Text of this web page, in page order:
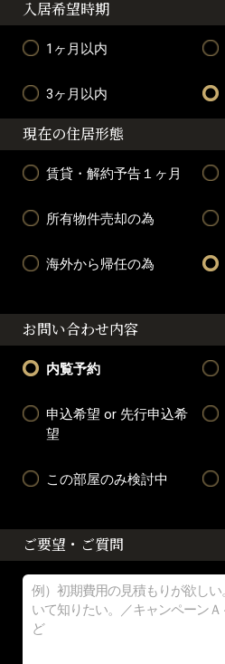
入居希望時期
1ヶ月以内
3ヶ月以内
現在の住居形態
賃貸・解約予告１ヶ月
所有物件売却の為
海外から帰任の為
お問い合わせ内容
内覧予約
申込希望 or 先行申込希
望
この部屋のみ検討中
ご要望・ご質問